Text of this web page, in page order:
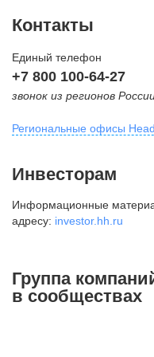
Контакты
Единый телефон
+7 800 100-64-27
звонок из регионов
Региональные офисы
внутригородская
Муниципальный округ
2-я Брестская ул., д. 48,
+7 495 980-64-27
Инвесторам
Информационные
адресу: investor.hh.ru
Группа
в сообществах